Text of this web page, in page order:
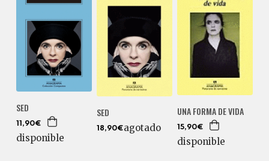
SED
11,90€
disponible
SED
18,90€agotado
UNA FORMA DE VIDA
15,90€
disponible